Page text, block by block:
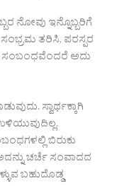
ನೋವು ಇನ್ನೊಬ್ಬರಿಗೆ
ತರಿಸಿ, ಪರಸ್ಪರ
ಸಂಬಂಧವೆಂದರೆ ಅದು
ಸ್ವಾರ್ಥಕ್ಕಾಗಿ
ಬಿರುಕು
ಚರ್ಚೆ ಸಂವಾದದ
ಬಹುದೊಡ್ಡ